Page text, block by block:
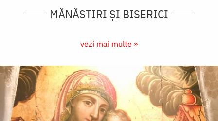
MĂNĂSTIRI ȘI BISERICI
vezi mai multe »